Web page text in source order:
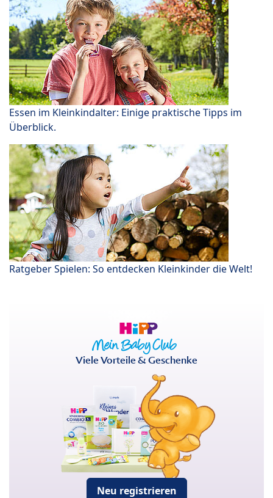
Essen im Kleinkindalter: Einige praktische Tipps im
Überblick.
Ratgeber Spielen: So entdecken Kleinkinder die Welt!
Viele Vorteile & Geschenke
Neu registrieren